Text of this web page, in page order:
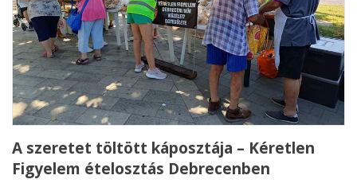
A szeretet töltött káposztája – Kéretlen
Figyelem ételosztás Debrecenben